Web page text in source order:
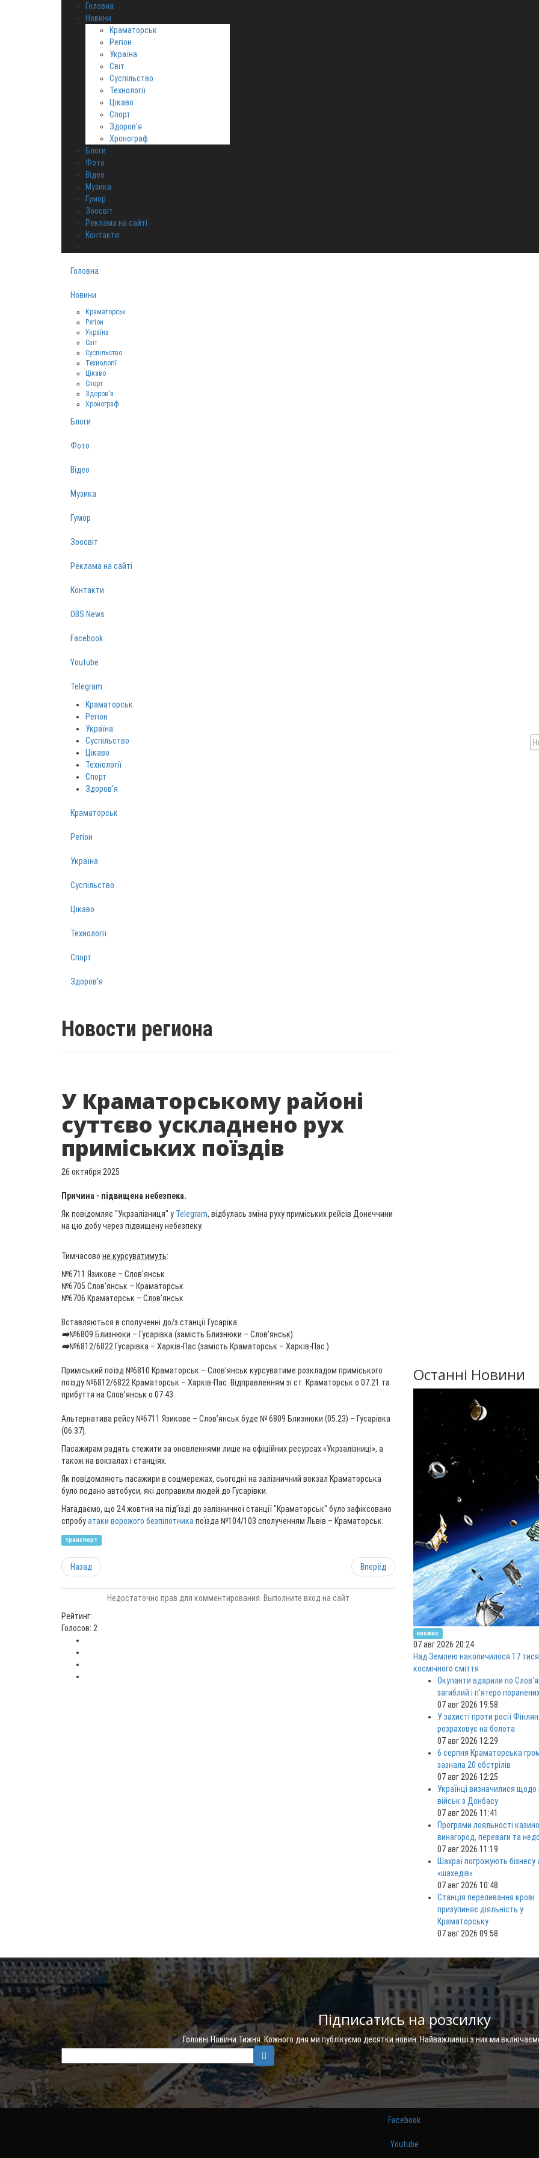
Головна
Новини
Краматорськ
Регіон
Україна
Світ
Суспільство
Технології
Цікаво
Спорт
Здоров‘я
Хронограф
Блоги
Фото
Відео
Музика
Гумор
Зоосвіт
Реклама на сайті
Контакти
Головна
Новини
Краматорськ
Регіон
Україна
Світ
Суспільство
Технології
Цікаво
Спорт
Здоров‘я
Хронограф
Блоги
Фото
Відео
Музика
Гумор
Зоосвіт
Реклама на сайті
Контакти
OBS News
Facebook
Youtube
Telegram
Краматорськ
Регіон
Україна
Суспільство
Цікаво
Технології
Спорт
Здоров‘я
Краматорськ
Регіон
Україна
Суспільство
Цікаво
Технології
Спорт
Здоров‘я
Новости региона
У Краматорському районі
суттєво ускладнено рух
приміських поїздів
26 октября 2025
Причина - підвищена небезпека.
Як повідомляє "Укрзалізниця" у Telegram, відбулась зміна руху приміських рейсів Донеччини
на цю добу через підвищену небезпеку.
Тимчасово не курсуватимуть:
№6711 Язикове – Слов’янськ
№6705 Слов'янськ – Краматорськ
№6706 Краматорськ – Слов’янськ
Вставляються в сполученні до/з станції Гусаріка:
➡️№6809 Близнюки – Гусарівка (замість Близнюки – Слов’янськ).
➡️№6812/6822 Гусарівка – Харків-Пас (замість Краматорськ – Харків-Пас.)
Приміський поїзд №6810 Краматорськ – Слов’янськ курсуватиме розкладом приміського
поїзду №6812/6822 Краматорськ – Харків-Пас. Відправленням зі ст. Краматорськ о 07.21 та
прибуття на Словʼянськ о 07.43.
Альтернатива рейсу №6711 Язикове – Слов’янськ буде № 6809 Близнюки (05.23) – Гусарівка
(06.37).
Пасажирам радять стежити за оновленнями лише на офіційних ресурсах «Укрзалізниці», а
також на вокзалах і станціях.
Як повідомляють пасажири в соцмережах, сьогодні на залізничний вокзал Краматорська
було подано автобуси, які доправили людей до Гусарівки.
Нагадаємо, що 24 жовтня на під’їзді до залізничної станції "Краматорськ" було зафіксовано
спробуатаки ворожого безпілотника поїзда №104/103 сполученням Львів – Краматорськ.
транспорт
Назад Вперёд
Недостаточно прав для комментирования. Выполните вход на сайт
Рейтинг:
Голосов: 2
Останні Новини
космос
07 авг 2026 20:24
Над Землею накопичилося 17
космічного сміття
Окупанти вдарили по
загиблий і п'ятеро
07 авг 2026 19:58
У захисті проти росії
розраховує на болота
07 авг 2026 12:29
6 серпня Краматорська
зазнала 20 обстрілів
07 авг 2026 12:25
Українці визначилися щодо
військ з Донбасу
07 авг 2026 11:41
Програми лояльності
винагород, переваги та
07 авг 2026 11:19
Шахраї погрожують бізнесу
«шахедів»
07 авг 2026 10:48
Станція переливання крові
призупиняє діяльність у
Краматорську
07 авг 2026 09:58
Підписатись на розсилку
Головні Новини Тижня. Кожного дня ми публікуємо десятки новин. Найважливіші з них ми
Facebook
Youtube